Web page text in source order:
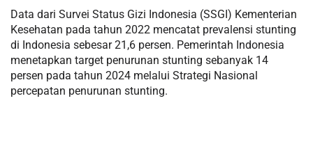
Data dari Survei Status Gizi Indonesia (SSGI) Kementerian
Kesehatan pada tahun 2022 mencatat prevalensi stunting
di Indonesia sebesar 21,6 persen. Pemerintah Indonesia
menetapkan target penurunan stunting sebanyak 14
persen pada tahun 2024 melalui Strategi Nasional
percepatan penurunan stunting.